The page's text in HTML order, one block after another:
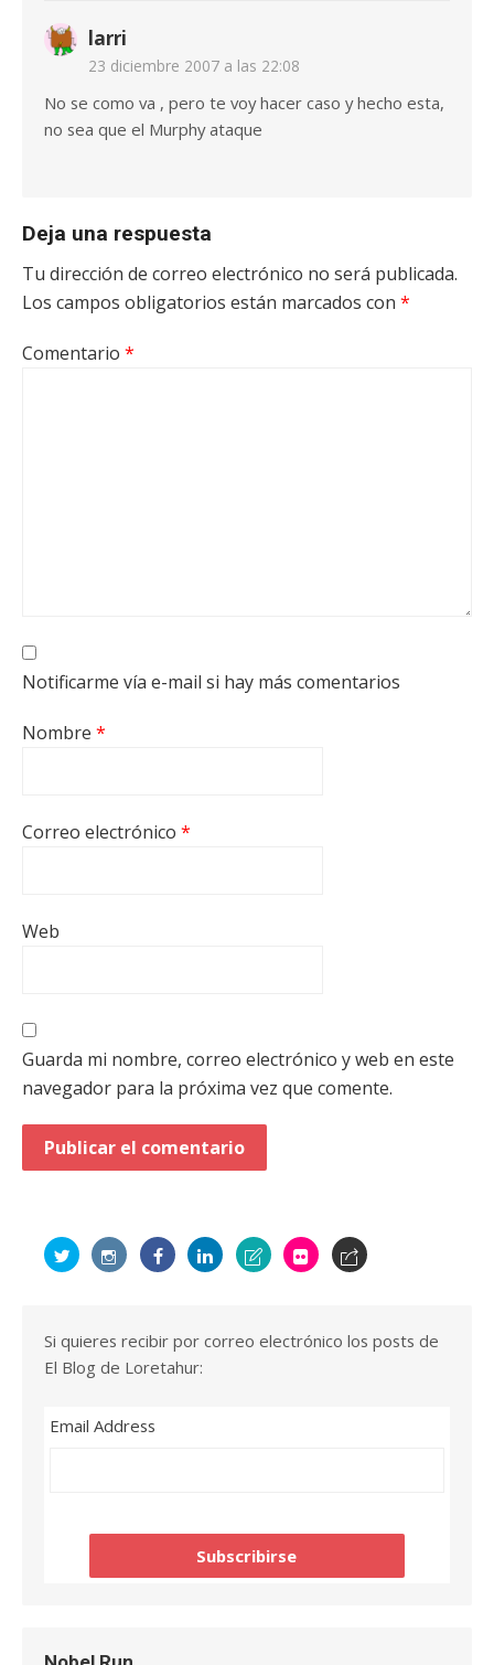
larri
23 diciembre 2007 a las 22:08
No se como va , pero te voy hacer caso y hecho esta,
no sea que el Murphy ataque
Deja una respuesta
Tu dirección de correo electrónico no será publicada.
Los campos obligatorios están marcados con *
Comentario *
Notificarme vía e-mail si hay más comentarios
Nombre *
Correo electrónico *
Web
Guarda mi nombre, correo electrónico y web en este
navegador para la próxima vez que comente.
Si quieres recibir por correo electrónico los posts de
El Blog de Loretahur:
Email Address